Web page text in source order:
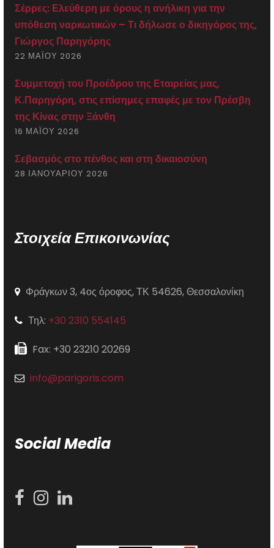
Σέρρες: Ελεύθερη με όρους η ανήλικη για την
υπόθεση ναρκωτικών – Τι δήλωσε ο δικηγόρος της,
Γιώργος Παρηγόρης
22 ΜΑΪ́ΟΥ 2026
Συμμετοχή του Προέδρου της Εταιρείας μας,
Κ.Παρηγόρη, στις επίσημες επαφές με τον Πρέσβη
της Κίνας στην Ξάνθη
16 ΜΑΪ́ΟΥ 2026
Σεβασμός στο πένθος και στη δικαιοσύνη
28 ΙΑΝΟΥΑΡΊΟΥ 2026
Στοιχεία Επικοινωνίας
Φράγκων 3, 4ος όροφος, ΤΚ 54626, Θεσσαλονίκη
Τηλ: +30 2310 554145
Fax: +30 23210 20269
info@parigoris.com
Social Media